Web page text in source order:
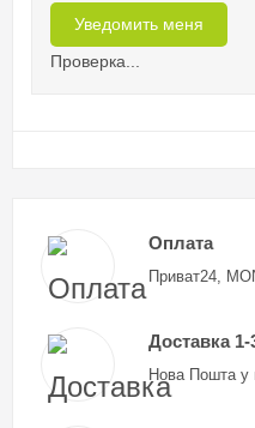
Проверка...
Оплата
Приват24,
Доставка
Нова Пошта у